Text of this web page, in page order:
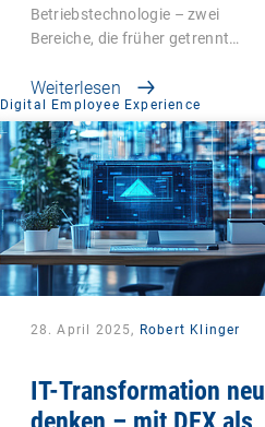
Betriebstechnologie – zwei
Bereiche, die früher getrennt…
Weiterlesen
Digital Employee Experience
28. April 2025, Robert Klinger
IT-Transformation neu